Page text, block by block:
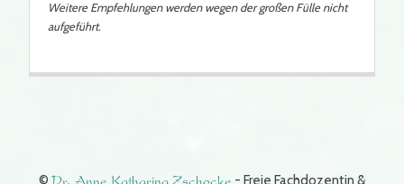
Weitere Empfehlungen werden wegen der großen Fülle nicht
aufgeführt.
© - Freie Fachdozentin &